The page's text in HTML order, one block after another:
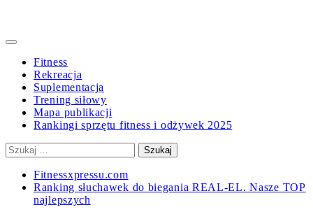
Primary
Fitness
Rekreacja
Suplementacja
Trening siłowy
Mapa publikacji
Rankingi sprzętu fitness i odżywek 2025
Szukaj:
Fitnessxpressu.com
Ranking słuchawek do biegania REAL-EL. Nasze TOP
najlepszych